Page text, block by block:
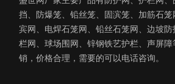
挡、防爆笼、铅丝笼、固滨笼、加筋石
宾网、电焊石笼网、铅丝石笼网、边坡
栏网、球场围网、锌钢铁艺护栏、声屏
销，价格合理，需要的可以电话咨询。